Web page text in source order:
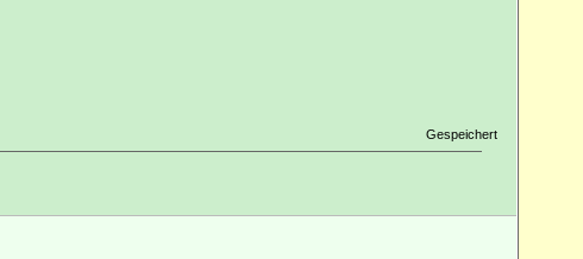
Gespeichert